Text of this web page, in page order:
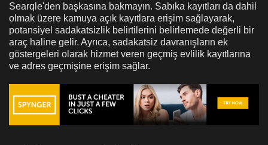
Searqle'den başkasına bakmayın. Sabıka kayıtları da dahil
olmak üzere kamuya açık kayıtlara erişim sağlayarak,
potansiyel sadakatsizlik belirtilerini belirlemede değerli bir
araç haline gelir. Ayrıca, sadakatsiz davranışların ek
göstergeleri olarak hizmet veren geçmiş evlilik kayıtlarına
ve adres geçmişine erişim sağlar.